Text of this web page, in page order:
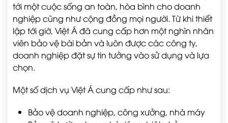
tới một cuộc sống an toàn, hòa bình cho doanh
nghiệp cũng như cộng đồng mọi người. Từ khi thiết
lập tới giờ, Việt Á đã cung cấp hơn một nghìn nhân
viên bảo vệ bài bản và luôn được các công ty,
doanh nghiệp đặt sự tin tưởng vào sử dụng và lựa
chọn.
Một số dịch vụ Việt Á cung cấp như sau:
Bảo vệ doanh nghiệp, công xưởng, nhà máy